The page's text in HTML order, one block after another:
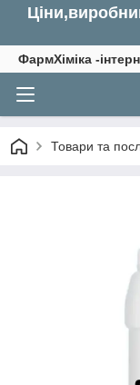
ФармХіміка -
Товари та